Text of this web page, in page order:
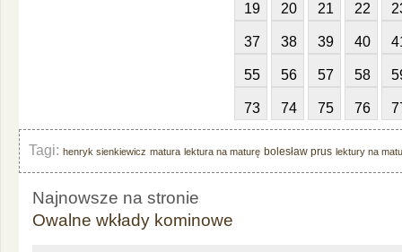
19 20 21 22
37 38 39 40
55 56 57 58
73 74 75 76
Tagi: henryk sienkiewicz matura lektura na maturę bolesław prus lektury na
Najnowsze na stronie
Owalne wkłady kominowe